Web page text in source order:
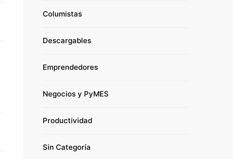
Columistas
Descargables
Emprendedores
Negocios y PyMES
Productividad
Sin Categoría